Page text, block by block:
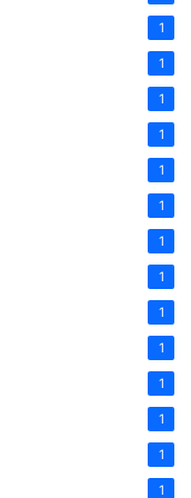
1
1
1
1
1
1
1
1
1
1
1
1
1
1